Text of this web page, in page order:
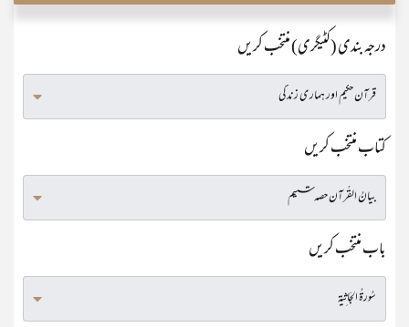
درجہ بندی (کٹیگری) منتخب کریں
کتاب منتخب کریں
باب منتخب کریں